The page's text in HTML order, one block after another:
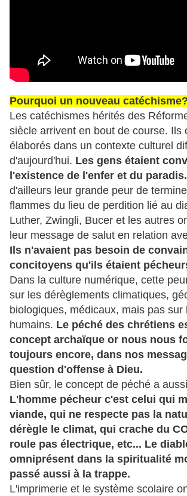
Pourquoi un nouveau catéchisme?
Les catéchismes hérités des
siècle arrivent en bout de course. Ils
élaborés dans un contexte culturel
d'aujourd'hui. Les gens étaient
l'existence de l'enfer et du paradis.
d'ailleurs leur grande peur de
flammes du lieu de perdition lié au
Luther, Zwingli, Bucer et les autres
leur message de salut en relation
Ils n'avaient pas besoin de
concitoyens qu'ils étaient
Dans la culture numérique, cette
sur les dérèglements climatiques,
biologiques, médicaux, mais pas sur
humains. Le péché des chrétiens
concept archaïque or nous nous
toujours encore, dans nos
question d'offense à Dieu.
Bien sûr, le concept de péché a
L'homme pécheur c'est celui qui
viande, qui ne respecte pas la
dérègle le climat, qui crache du
roule pas électrique, etc... Le
omniprésent dans la spiritualité
passé aussi à la trappe.
L'imprimerie et le système scolaire